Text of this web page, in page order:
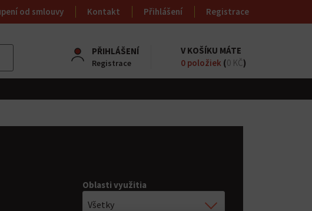
od smlouvy Kontakt Přihlášení Registrace
PŘIHLÁŠENÍ
Registrace
V KOŠÍKU MÁTE
0 položiek (0 KČ)
Oblasti využitia
Všetky